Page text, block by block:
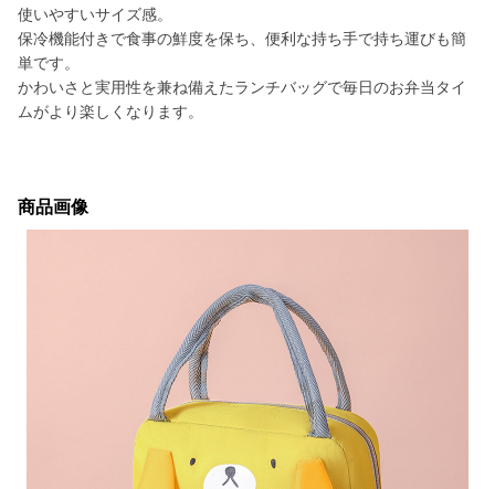
使いやすいサイズ感。
保冷機能付きで食事の鮮度を保ち、便利な持ち手で持ち運びも簡
単です。
かわいさと実用性を兼ね備えたランチバッグで毎日のお弁当タイ
ムがより楽しくなります。
商品画像